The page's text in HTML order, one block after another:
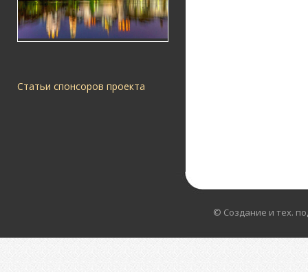
Статьи спонсоров проекта
© Создание и тех.